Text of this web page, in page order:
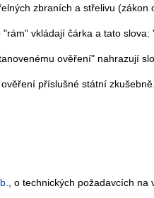
zbraních a střelivu
vkládají čárka a tato slova:
ověření" nahrazují
příslušné státní
, o technických požadavcích
náhrady
škody